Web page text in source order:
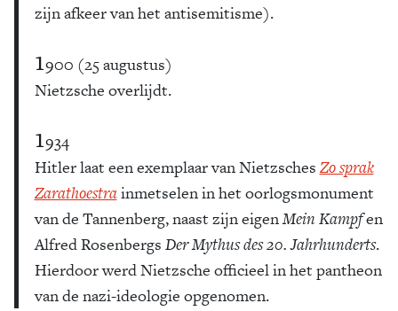
zijn afkeer van het antisemitisme).
1900 (25 augustus)
Nietzsche overlijdt.
1934
Hitler laat een exemplaar van Nietzsches Zo sprak
Zarathoestrainmetselen in het oorlogsmonument
van de Tannenberg, naast zijn eigenMein Kampfen
Alfred Rosenbergs Der Mythus des 20. Jahrhunderts.
Hierdoor werd Nietzsche officieel in het pantheon
van de nazi-ideologie opgenomen.